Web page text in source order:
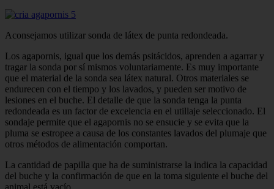
Aconsejamos utilizar sonda de látex de punta redondeada.
Los agapornis, igual que los demás psitácidos, aprenden a agarrar y
tragar la sonda por sí mismos voluntariamente. Es muy importante
que el material de la sonda sea látex natural. Otros materiales se
endurecen con el tiempo y los lavados, y pueden ser motivo de
lesiones en el buche. El detalle de que la sonda tenga la punta
redondeada es un factor de excelencia en el utillaje seleccionado. El
sondaje permite que el agapornis no se ensucie y se evita que la
pluma se estropee a causa de los constantes lavados del plumaje que
otros métodos de alimentación comportan.
La cantidad de papilla que ha de suministrarse la indica la capacidad
del buche y la confirmación de que en la toma siguiente el buche del
animal está vacío.